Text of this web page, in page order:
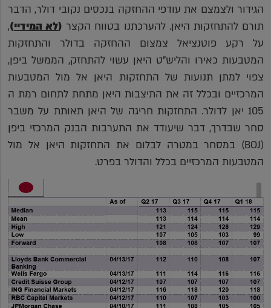
הגידור ולצמצם את עודפי ההחזקה בנכסים נקובי דולר, הדבר
תורם להתחזקות היאן. להערכתנו בטווח הקצר (לא המידיי)
,
על רקע פוטנציאל צמצום ההחזקה בדולר והתחזקות
המטבעות כאירו והליש"ט היאן עשוי להתחזק, הממשל ביפן,
צפוי למתן תנועות של התחזקות היאן אל מול המטבעות
המרכזיים ובכלל זה את התיצבות היאן מתחת לתחום רמת ה
105 יאן לדולר. התחזקות חריגה של היאן תאותת על משבר
סחר שבדרך, דבר שיעודד את התערבות הבנק המרכזי ביפן
(BOJ) במסחר במטרה לבלום את התחזקות היאן אל מול
המטבעות המרכזיים בכלל והדולר בפרט.